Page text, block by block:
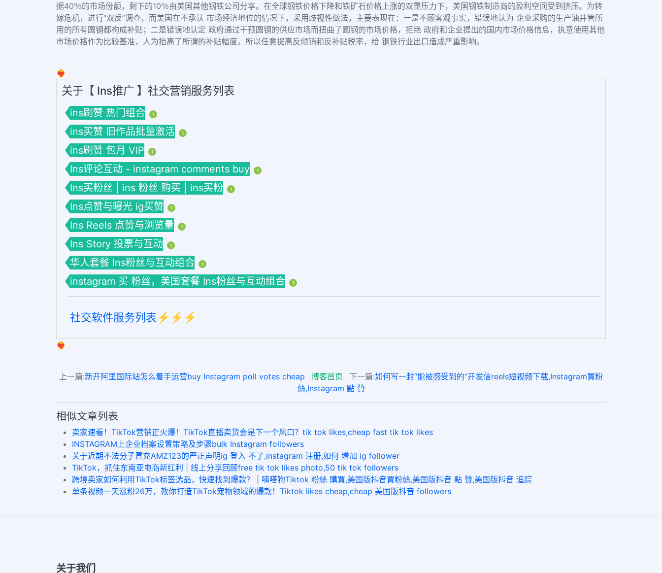
据40％的市场份额，剩下的10％由美国其他钢铁公司分享。在全球钢铁价格下降和铁矿石价格上涨的双重压力下，美国钢铁制造商的盈利空间受到挤压。为转
嫁危机，进行“双反”调查，而美国在不承认 市场经济地位的情况下，采用歧视性做法，主要表现在：一是不顾客观事实，错误地认为 企业采购的生产油井管所
用的所有圆钢都构成补贴；二是错误地认定 政府通过干预圆钢的供应市场而扭曲了圆钢的市场价格，拒绝 政府和企业提出的国内市场价格信息，执意使用其他
市场价格作为比较基准，人为抬高了所谓的补贴幅度。所以任意提高反倾销和反补贴税率，给 钢铁行业出口造成严重影响。
❤️‍🔥
关于【 Ins推广 】社交营销服务列表
ins刷赞 热门组合 1
ins买赞 旧作品批量激活 1
ins刷赞 包月 VIP 1
Ins评论互动 - instagram comments buy 1
Ins买粉丝 | ins 粉丝 购买 | ins买粉 1
Ins点赞与曝光 ig买赞 1
Ins Reels 点赞与浏览量 1
Ins Story 投票与互动 1
华人套餐 Ins粉丝与互动组合 1
instagram 买 粉丝，美国套餐 Ins粉丝与互动组合 1
社交软件服务列表⚡️⚡️⚡️
❤️‍🔥
上一篇:新开阿里国际站怎么着手运营buy Instagram poll votes cheap 博客首页 下一篇:如何写一封“能被感受到的”开发信reels短视频下载,Instagram買粉
絲,Instagram 點 贊
相似文章列表
卖家速看！TikTok营销正火爆！TikTok直播卖货会是下一个风口？tik tok likes,cheap fast tik tok likes
INSTAGRAM上企业档案设置策略及步骤bulk Instagram followers
关于近期不法分子冒充AMZ123的严正声明ig 登入 不了,instagram 注册,如何 增加 ig follower
TikTok，抓住东南亚电商新红利 | 线上分享回顾free tik tok likes photo,50 tik tok followers
跨境卖家如何利用TikTok标签选品，快速找到爆款？ | 嘀嗒狗Tiktok 粉絲 購買,美国版抖音買粉絲,美国版抖音 點 贊,美国版抖音 追踪
单条视频一天涨粉26万，教你打造TikTok宠物领域的爆款！Tiktok likes cheap,cheap 美国版抖音 followers
关于我们